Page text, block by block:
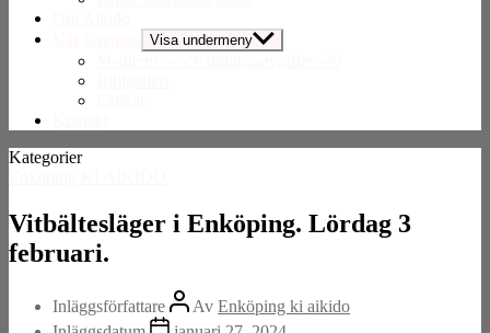
Visa undermeny
Kategorier
Vitbältesläger i Enköping. Lördag 3
februari.
Inläggsförfattare Av Enköping ki aikido